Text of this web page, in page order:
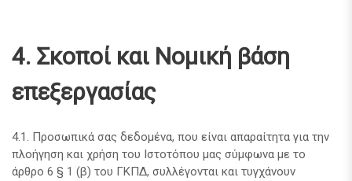
4. Σκοποί και Νομική βάση
επεξεργασίας
4.1. Προσωπικά σας δεδομένα, που είναι απαραίτητα για την
πλοήγηση και χρήση του Ιστοτόπου μας σύμφωνα με το
άρθρο 6 § 1 (β) του ΓΚΠΔ, συλλέγονται και τυγχάνουν